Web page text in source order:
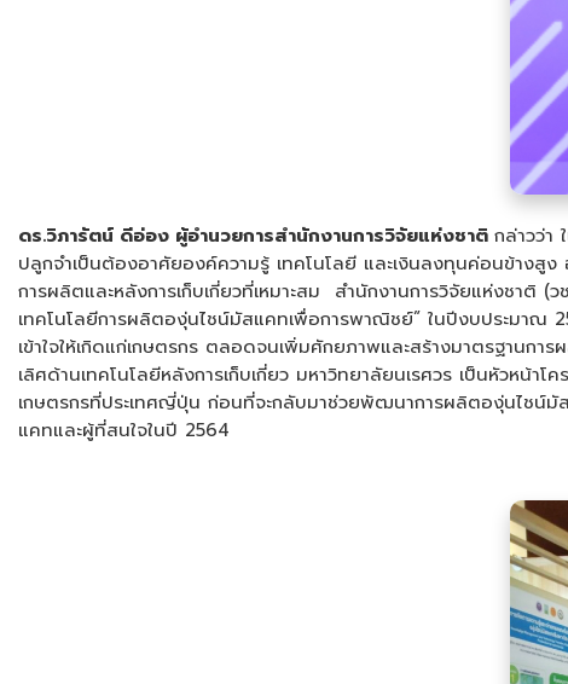
ดร.วิภารัตน์ ดีอ่อง ผู้อำนวยการสำนักงานการวิจัยแห่งชาติ กล่าวว่า
ปลูกจำเป็นต้องอาศัยองค์ความรู้ เทคโนโลยี และเงินลงทุนค่อนข้างสู
การผลิตและหลังการเก็บเกี่ยวที่เหมาะสม สำนักงานการวิจัยแห่งชาติ
เทคโนโลยีการผลิตองุ่นไชน์มัสแคทเพื่อการพาณิชย์” ในปีงบประมาณ
เข้าใจให้เกิดแก่เกษตรกร ตลอดจนเพิ่มศักยภาพและสร้างมาตรฐาน
เลิศด้านเทคโนโลยีหลังการเก็บเกี่ยว มหาวิทยาลัยนเรศวร เป็นหัวหน้
เกษตรกรที่ประเทศญี่ปุ่น ก่อนที่จะกลับมาช่วยพัฒนาการผลิตองุ่นไชน์มั
แคทและผู้ที่สนใจในปี 2564